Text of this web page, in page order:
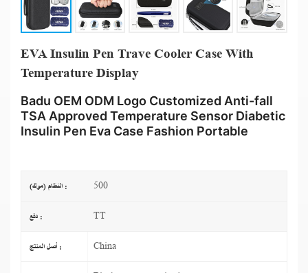
EVA Insulin Pen Trave Cooler Case With
Temperature Display
Badu OEM ODM Logo Customized Anti-fall
TSA Approved Temperature Sensor Diabetic
Insulin Pen Eva Case Fashion Portable
النظام (موك) : 500
دفع : TT
أصل المنتج : China